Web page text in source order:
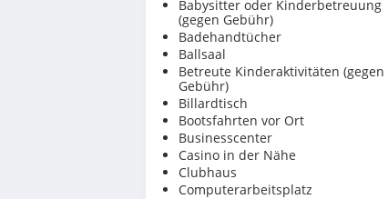
Babysitter oder Kinderbetreuung
(gegen Gebühr)
Badehandtücher
Ballsaal
Betreute Kinderaktivitäten (gegen
Gebühr)
Billardtisch
Bootsfahrten vor Ort
Businesscenter
Casino in der Nähe
Clubhaus
Computerarbeitsplatz